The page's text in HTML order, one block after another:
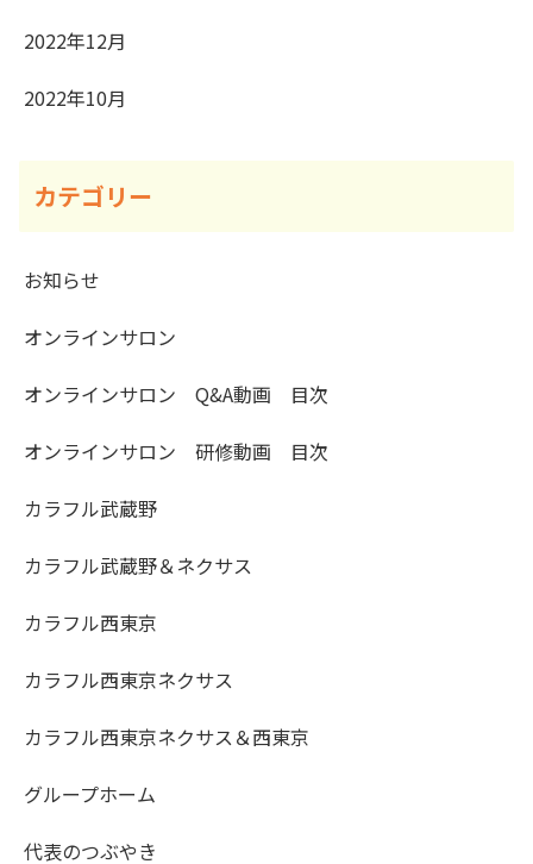
2022年12月
2022年10月
カテゴリー
お知らせ
オンラインサロン
オンラインサロン Q&A動画 目次
オンラインサロン 研修動画 目次
カラフル武蔵野
カラフル武蔵野＆ネクサス
カラフル西東京
カラフル西東京ネクサス
カラフル西東京ネクサス＆西東京
グループホーム
代表のつぶやき